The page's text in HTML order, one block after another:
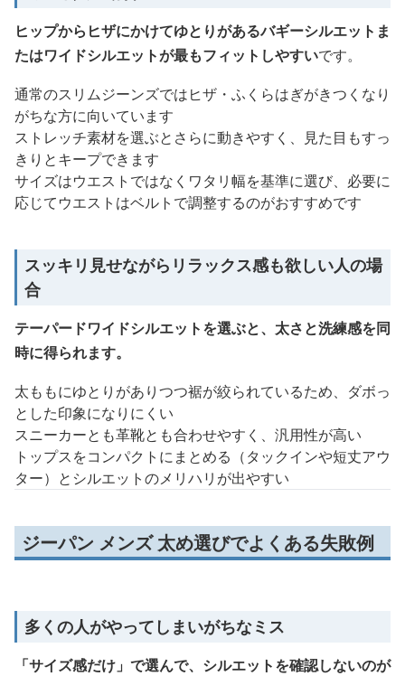
ヒップからヒザにかけてゆとりがあるバギーシルエットま
たはワイドシルエットが最もフィットしやすいです。
通常のスリムジーンズではヒザ・ふくらはぎがきつくなり
がちな方に向いています
ストレッチ素材を選ぶとさらに動きやすく、見た目もすっ
きりとキープできます
サイズはウエストではなくワタリ幅を基準に選び、必要に
応じてウエストはベルトで調整するのがおすすめです
スッキリ見せながらリラックス感も欲しい人の場
合
テーパードワイドシルエットを選ぶと、太さと洗練感を同
時に得られます。
太ももにゆとりがありつつ裾が絞られているため、ダボっ
とした印象になりにくい
スニーカーとも革靴とも合わせやすく、汎用性が高い
トップスをコンパクトにまとめる（タックインや短丈アウ
ター）とシルエットのメリハリが出やすい
ジーパン メンズ 太め選びでよくある失敗例
多くの人がやってしまいがちなミス
「サイズ感だけ」で選んで、シルエットを確認しないのが